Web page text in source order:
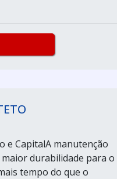
e CapitalA manutenção
durabilidade para o
tempo do que o